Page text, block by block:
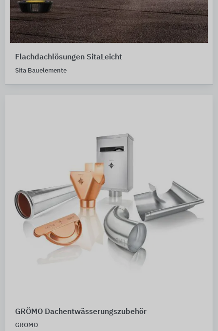
Flachdachlösungen SitaLeicht
Sita Bauelemente
GRÖMO Dachentwässerungszubehör
GRÖMO